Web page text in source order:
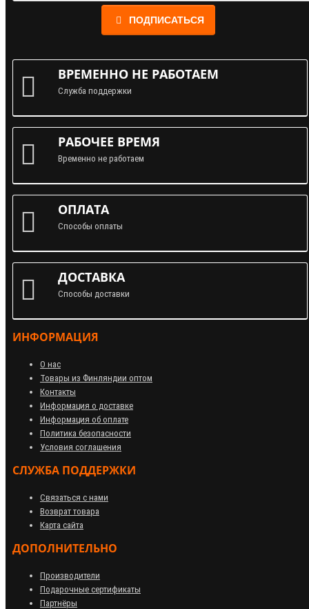
ПОДПИСАТЬСЯ
ВРЕМЕННО НЕ РАБОТАЕМ
Служба поддержки
РАБОЧЕЕ ВРЕМЯ
Временно не работаем
ОПЛАТА
Способы оплаты
ДОСТАВКА
Способы доставки
ИНФОРМАЦИЯ
О нас
Товары из Финляндии оптом
Контакты
Информация о доставке
Информация об оплате
Политика безопасности
Условия соглашения
СЛУЖБА ПОДДЕРЖКИ
Связаться с нами
Возврат товара
Карта сайта
ДОПОЛНИТЕЛЬНО
Производители
Подарочные сертификаты
Партнёры